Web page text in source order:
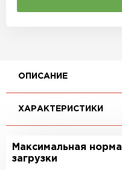
ОПИСАНИЕ
ХАРАКТЕРИСТИКИ
Максимальная норма
загрузки